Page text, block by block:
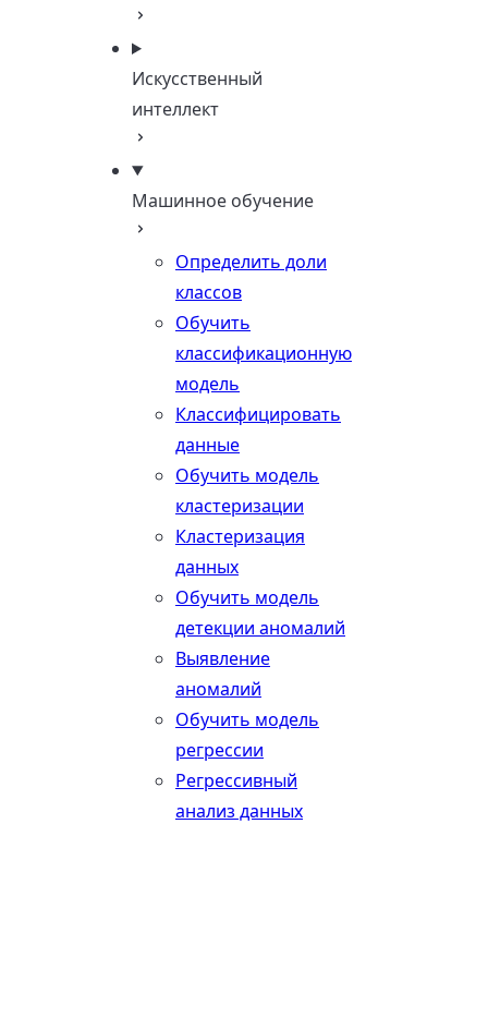
Искусственный
интеллект
Машинное обучение
Определить доли
классов
Обучить
классификационную
модель
Классифицировать
данные
Обучить модель
кластеризации
Кластеризация
данных
Обучить модель
детекции аномалий
Выявление
аномалий
Обучить модель
регрессии
Регрессивный
анализ данных